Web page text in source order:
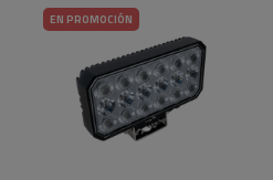
EN PROMOCIÓN